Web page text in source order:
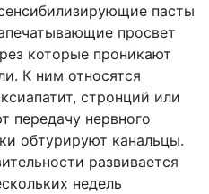
пасты
просвет
которые проникают
К ним относятся
стронций или
передачу нервного
обтурируют канальцы.
развивается
недель